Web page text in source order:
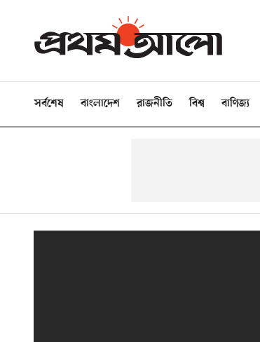
সর্বশেষ বাংলাদেশ রাজনীতি বিশ্ব বাণিজ্য